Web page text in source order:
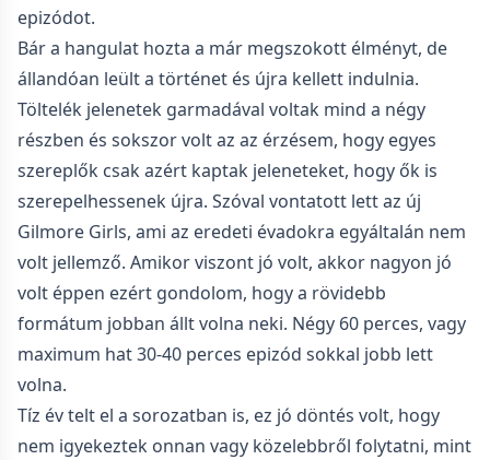
epizódot.
Bár a hangulat hozta a már megszokott élményt, de
állandóan leült a történet és újra kellett indulnia.
Töltelék jelenetek garmadával voltak mind a négy
részben és sokszor volt az az érzésem, hogy egyes
szereplők csak azért kaptak jeleneteket, hogy ők is
szerepelhessenek újra. Szóval vontatott lett az új
Gilmore Girls, ami az eredeti évadokra egyáltalán nem
volt jellemző. Amikor viszont jó volt, akkor nagyon jó
volt éppen ezért gondolom, hogy a rövidebb
formátum jobban állt volna neki. Négy 60 perces, vagy
maximum hat 30-40 perces epizód sokkal jobb lett
volna.
Tíz év telt el a sorozatban is, ez jó döntés volt, hogy
nem igyekeztek onnan vagy közelebbről folytatni, mint